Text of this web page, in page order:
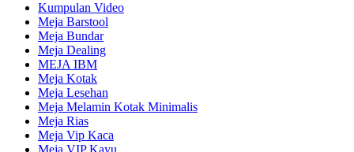
Kumpulan Video
Meja Barstool
Meja Bundar
Meja Dealing
MEJA IBM
Meja Kotak
Meja Lesehan
Meja Melamin Kotak Minimalis
Meja Rias
Meja Vip Kaca
Meja VIP Kayu